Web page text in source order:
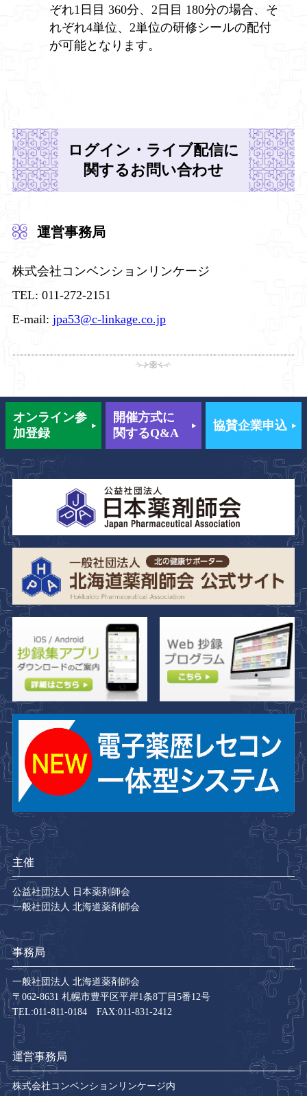
ぞれ1日目 360分、2日目 180分の場合、そ
れぞれ4単位、2単位の研修シールの配付
が可能となります。
ログイン・ライブ配信に
関するお問い合わせ
運営事務局
株式会社コンベンションリンケージ
TEL: 011-272-2151
E-mail: jpa53@c-linkage.co.jp
オンライン参
加登録
開催方式に
関するQ&A
協賛企業申込
主催
公益社団法人 日本薬剤師会
一般社団法人 北海道薬剤師会
事務局
一般社団法人 北海道薬剤師会
〒062-8631 札幌市豊平区平岸1条8丁目5番12号
TEL:011-811-0184 FAX:011-831-2412
運営事務局
株式会社コンベンションリンケージ内